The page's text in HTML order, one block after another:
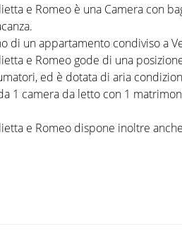
e Romeo è una Camera con
di un appartamento condiviso a
e Romeo gode di una
ed è dotata di aria
1 camera da letto con 1
e Romeo dispone inoltre